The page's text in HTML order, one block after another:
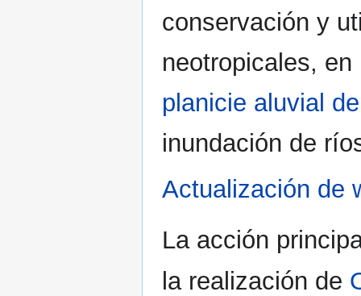
conservación y
neotropicales,
planicie aluvial
inundación de
Actualización de
La acción
la realización de